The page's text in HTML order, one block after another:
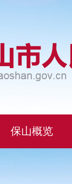
保山概览